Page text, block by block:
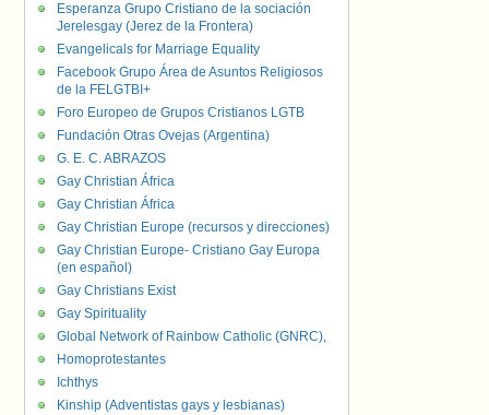
Esperanza Grupo Cristiano de la sociación
Jerelesgay (Jerez de la Frontera)
Evangelicals for Marriage Equality
Facebook Grupo Área de Asuntos Religiosos
de la FELGTBI+
Foro Europeo de Grupos Cristianos LGTB
Fundación Otras Ovejas (Argentina)
G. E. C. ABRAZOS
Gay Christian África
Gay Christian África
Gay Christian Europe (recursos y direcciones)
Gay Christian Europe- Cristiano Gay Europa
(en español)
Gay Christians Exist
Gay Spirituality
Global Network of Rainbow Catholic (GNRC),
Homoprotestantes
Ichthys
Kinship (Adventistas gays y lesbianas)